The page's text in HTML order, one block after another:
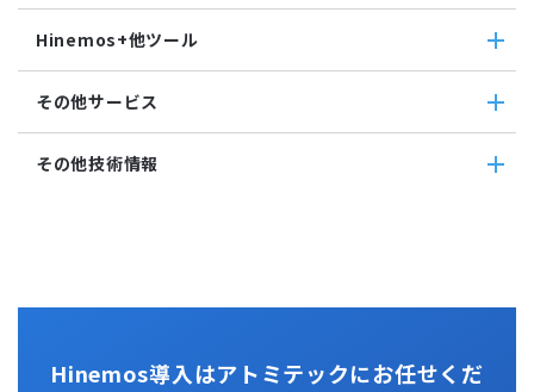
Hinemosエージェント監視
Windowsイベント監視
サービス・ポート監視
リソース監視
プロセス監視
メンテナンス
通知
アカウント
カレンダ
Hinemosエージェント
Hinemosクライアント
Hinemosマネージャ
Hinemos+他ツール
google apps
teams
slack
その他サービス
CloudGate UNO
その他技術情報
Hinemos導入はアトミテックにお任せくだ